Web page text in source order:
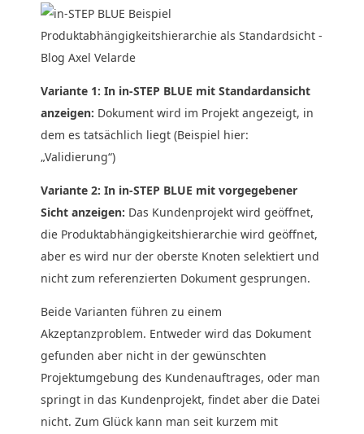
Variante 1: In in-STEP BLUE mit Standardansicht
anzeigen: Dokument wird im Projekt angezeigt, in
dem es tatsächlich liegt (Beispiel hier:
„Validierung“)
Variante 2: In in-STEP BLUE mit vorgegebener
Sicht anzeigen: Das Kundenprojekt wird geöffnet,
die Produktabhängigkeitshierarchie wird geöffnet,
aber es wird nur der oberste Knoten selektiert und
nicht zum referenzierten Dokument gesprungen.
Beide Varianten führen zu einem
Akzeptanzproblem. Entweder wird das Dokument
gefunden aber nicht in der gewünschten
Projektumgebung des Kundenauftrages, oder man
springt in das Kundenprojekt, findet aber die Datei
nicht. Zum Glück kann man seit kurzem mit